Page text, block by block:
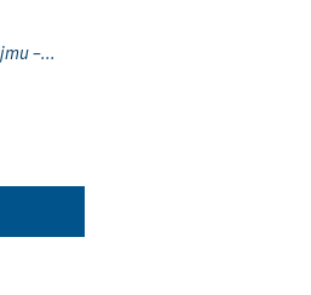
–...